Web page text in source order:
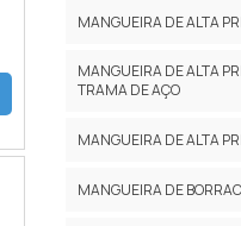
MANGUEIRA DE ALTA
MANGUEIRA DE ALTA
TRAMA DE AÇO
MANGUEIRA DE ALTA
MANGUEIRA DE